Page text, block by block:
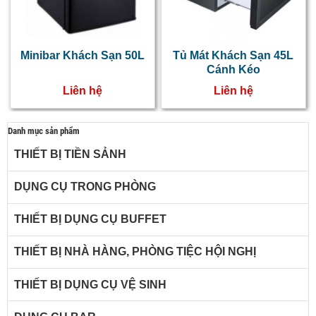
Minibar Khách Sạn 50L
Liên hệ
Tủ Mát Khách Sạn 45L
Cánh Kéo
Liên hệ
Danh mục sản phẩm
THIẾT BỊ TIỀN SẢNH
DỤNG CỤ TRONG PHÒNG
THIẾT BỊ DỤNG CỤ BUFFET
THIẾT BỊ NHÀ HÀNG, PHÒNG TIỆC HỘI NGHỊ
THIẾT BỊ DỤNG CỤ VỆ SINH